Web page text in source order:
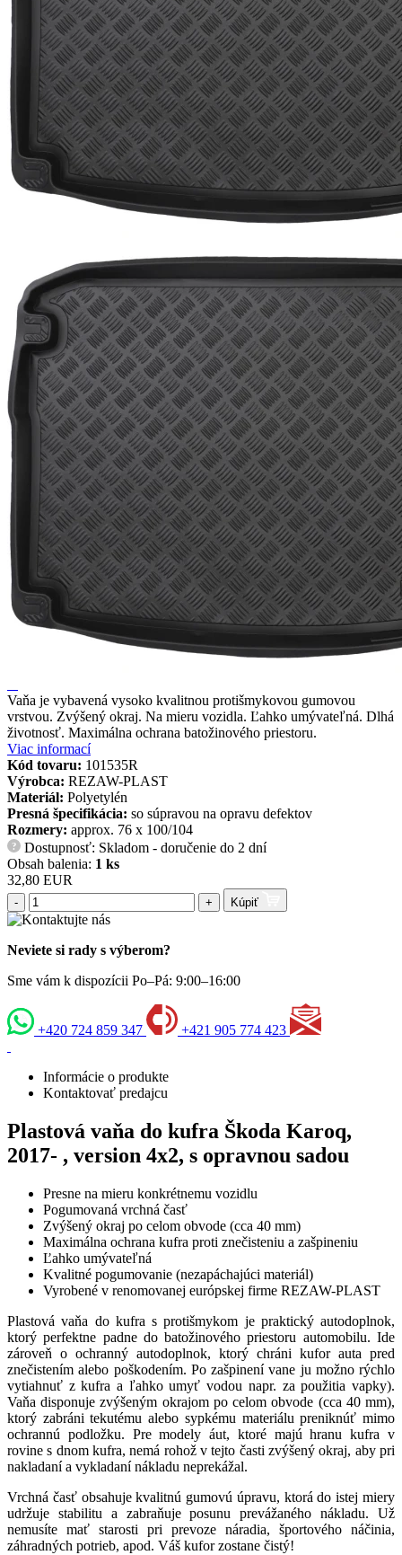
Vaňa je vybavená vysoko kvalitnou protišmykovou gumovou
vrstvou. Zvýšený okraj. Na mieru vozidla. Ľahko umývateľná. Dlhá
životnosť. Maximálna ochrana batožinového priestoru.
Viac informací
Kód tovaru: 101535R
Výrobca: REZAW-PLAST
Materiál: Polyetylén
Presná špecifikácia: so súpravou na opravu defektov
Rozmery: approx. 76 x 100/104
?
Dostupnosť: Skladom - doručenie do 2 dní
Obsah balenia: 1 ks
32,80 EUR
- + Kúpiť
Neviete si rady s výberom?
Sme vám k dispozícii Po–Pá: 9:00–16:00
+420 724 859 347 +421 905 774 423
Informácie o produkte
Kontaktovať predajcu
Plastová vaňa do kufra Škoda Karoq,
2017- , version 4x2, s opravnou sadou
Presne na mieru konkrétnemu vozidlu
Pogumovaná vrchná časť
Zvýšený okraj po celom obvode (cca 40 mm)
Maximálna ochrana kufra proti znečisteniu a zašpineniu
Ľahko umývateľná
Kvalitné pogumovanie (nezapáchajúci materiál)
Vyrobené v renomovanej európskej firme REZAW-PLAST
Plastová vaňa do kufra s protišmykom je praktický autodoplnok,
ktorý perfektne padne do batožinového priestoru automobilu. Ide
zároveň o ochranný autodoplnok, ktorý chráni kufor auta pred
znečistením alebo poškodením. Po zašpinení vane ju možno rýchlo
vytiahnuť z kufra a ľahko umyť vodou napr. za použitia vapky).
Vaňa disponuje zvýšeným okrajom po celom obvode (cca 40 mm),
ktorý zabráni tekutému alebo sypkému materiálu preniknúť mimo
ochrannú podložku. Pre modely áut, ktoré majú hranu kufra v
rovine s dnom kufra, nemá rohož v tejto časti zvýšený okraj, aby pri
nakladaní a vykladaní nákladu neprekážal.
Vrchná časť obsahuje kvalitnú gumovú úpravu, ktorá do istej miery
udržuje stabilitu a zabraňuje posunu prevážaného nákladu. Už
nemusíte mať starosti pri prevoze náradia, športového náčinia,
záhradných potrieb, apod. Váš kufor zostane čistý!